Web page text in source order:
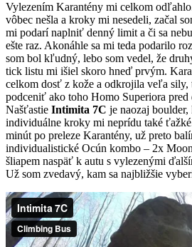
Vylezením Karantény mi celkom
vôbec nešla a kroky mi nesedeli, začal
mi podarí naplniť denný limit a či sa
ešte raz. Akonáhle sa mi teda podarilo
som bol kľudný, lebo som vedel, že
tick listu mi išiel skoro hneď prvým.
celkom dosť z kože a odkrojila veľa sily,
podceniť ako toho Homo Superiora
Našťastie Intimita 7C je naozaj
individuálne kroky mi neprídu také
minút po preleze Karantény, už preto
individualistické Ocún kombo – 2x
šliapem naspäť k autu s vylezenými
Už som zvedavý, kam sa najbližšie